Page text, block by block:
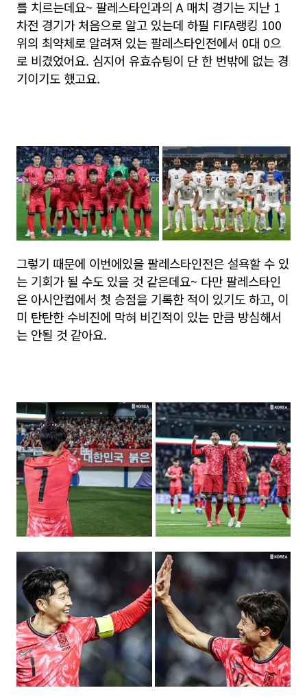
를 치르는데요~ 팔레스타인과의 A 매치 경기는 지난 1
차전 경기가 처음으로 알고 있는데 하필 FIFA랭킹 100
위의 최약체로 알려져 있는 팔레스타인전에서 0대 0으
로 비겼었어요. 심지어 유효슈팅이 단 한 번밖에 없는 경
기이기도 했고요.
그렇기 때문에 이번에있을 팔레스타인전은 설욕할 수 있
는 기회가 될 수도 있을 것 같은데요~ 다만 팔레스타인
은 아시안컵에서 첫 승점을 기록한 적이 있기도 하고, 이
미 탄탄한 수비진에 막혀 비긴적이 있는 만큼 방심해서
는 안될 것 같아요.